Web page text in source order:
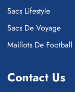
Sacs Lifestyle
Sacs De Voyage
Maillots De Football
Contact Us